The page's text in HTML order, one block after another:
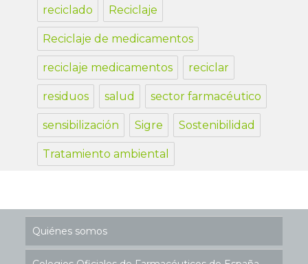
reciclado Reciclaje
Reciclaje de medicamentos
reciclaje medicamentos reciclar
residuos salud sector farmacéutico
sensibilización Sigre Sostenibilidad
Tratamiento ambiental
Quiénes somos